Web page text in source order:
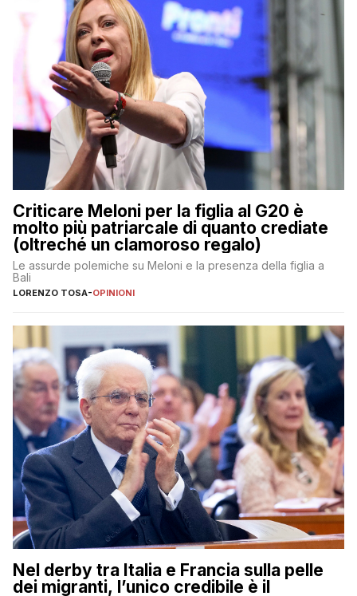
Criticare Meloni per la figlia al G20 è
molto più patriarcale di quanto crediate
(oltreché un clamoroso regalo)
Le assurde polemiche su Meloni e la presenza della figlia a
Bali
LORENZO TOSA-OPINIONI
Nel derby tra Italia e Francia sulla pelle
dei migranti, l’unico credibile è il